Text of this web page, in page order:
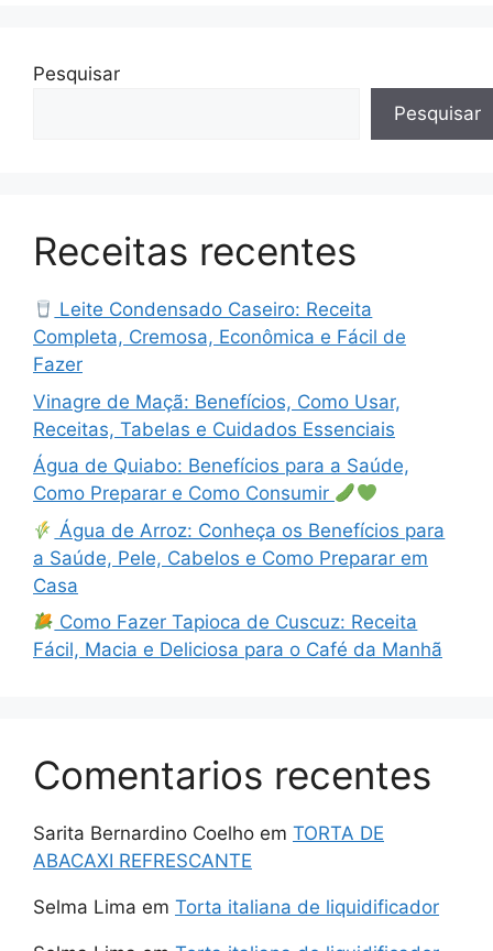
Pesquisar
Pesquisar
Receitas recentes
Leite Condensado Caseiro: Receita
Completa, Cremosa, Econômica e Fácil de
Fazer
Vinagre de Maçã: Benefícios, Como Usar,
Receitas, Tabelas e Cuidados Essenciais
Água de Quiabo: Benefícios para a Saúde,
Como Preparar e Como Consumir
Água de Arroz: Conheça os Benefícios para
a Saúde, Pele, Cabelos e Como Preparar em
Casa
Como Fazer Tapioca de Cuscuz: Receita
Fácil, Macia e Deliciosa para o Café da Manhã
Comentarios recentes
Sarita Bernardino Coelho em TORTA DE
ABACAXI REFRESCANTE
Selma Lima em Torta italiana de liquidificador